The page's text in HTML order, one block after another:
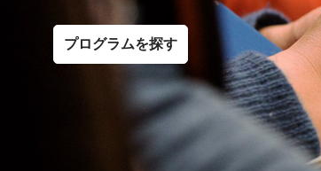
プログラムを探す